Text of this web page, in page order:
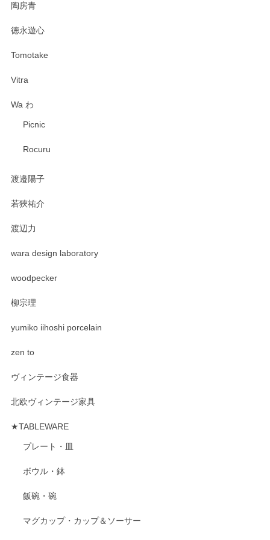
陶房青
徳永遊心
Tomotake
Vitra
Wa わ
Picnic
Rocuru
渡邉陽子
若狹祐介
渡辺力
wara design laboratory
woodpecker
柳宗理
yumiko iihoshi porcelain
zen to
ヴィンテージ食器
北欧ヴィンテージ家具
★TABLEWARE
プレート・皿
ボウル・鉢
飯碗・碗
マグカップ・カップ＆ソーサー